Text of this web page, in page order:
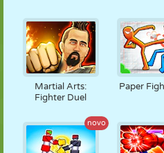
Martial Arts:
Fighter Duel
Paper
novo